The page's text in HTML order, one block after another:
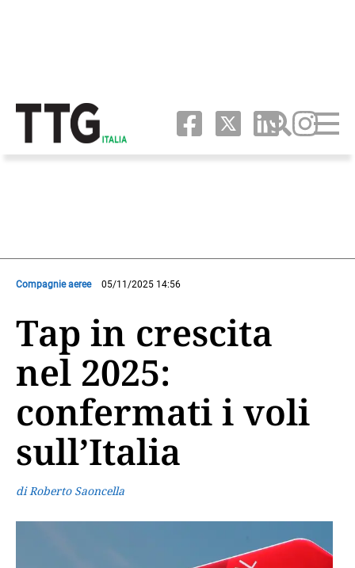
Compagnie aeree 05/11/2025 14:56
Tap in crescita
nel 2025:
confermati i voli
sull’Italia
di Roberto Saoncella